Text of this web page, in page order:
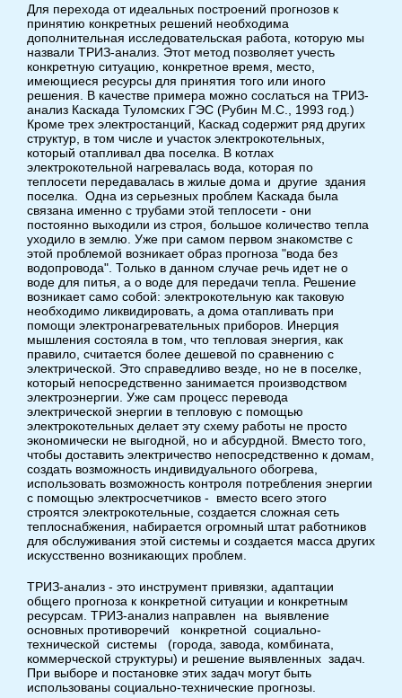
Для перехода от идеальных построений прогнозов к
принятию конкретных решений необходима
дополнительная исследовательская работа, которую мы
назвали ТРИЗ-анализ. Этот метод позволяет учесть
конкретную ситуацию, конкретное время, место,
имеющиеся ресурсы для принятия того или иного
решения. В качестве примера можно сослаться на ТРИЗ-
анализ Каскада Туломских ГЭС (Рубин М.С., 1993 год.)
Кроме трех электростанций, Каскад содержит ряд других
структур, в том числе и участок электрокотельных,
который отапливал два поселка. В котлах
электрокотельной нагревалась вода, которая по
теплосети передавалась в жилые дома и другие здания
поселка. Одна из серьезных проблем Каскада была
связана именно с трубами этой теплосети - они
постоянно выходили из строя, большое количество тепла
уходило в землю. Уже при самом первом знакомстве с
этой проблемой возникает образ прогноза "вода без
водопровода". Только в данном случае речь идет не о
воде для питья, а о воде для передачи тепла. Решение
возникает само собой: электрокотельную как таковую
необходимо ликвидировать, а дома отапливать при
помощи электронагревательных приборов. Инерция
мышления состояла в том, что тепловая энергия, как
правило, считается более дешевой по сравнению с
электрической. Это справедливо везде, но не в поселке,
который непосредственно занимается производством
электроэнергии. Уже сам процесс перевода
электрической энергии в тепловую с помощью
электрокотельных делает эту схему работы не просто
экономически не выгодной, но и абсурдной. Вместо того,
чтобы доставить электричество непосредственно к домам,
создать возможность индивидуального обогрева,
использовать возможность контроля потребления энергии
с помощью электросчетчиков - вместо всего этого
строятся электрокотельные, создается сложная сеть
теплоснабжения, набирается огромный штат работников
для обслуживания этой системы и создается масса других
искусственно возникающих проблем.
ТРИЗ-анализ - это инструмент привязки, адаптации
общего прогноза к конкретной ситуации и конкретным
ресурсам. ТРИЗ-анализ направлен на выявление
основных противоречий конкретной социально-
технической системы (города, завода, комбината,
коммерческой структуры) и решение выявленных задач.
При выборе и постановке этих задач могут быть
использованы социально-технические прогнозы.